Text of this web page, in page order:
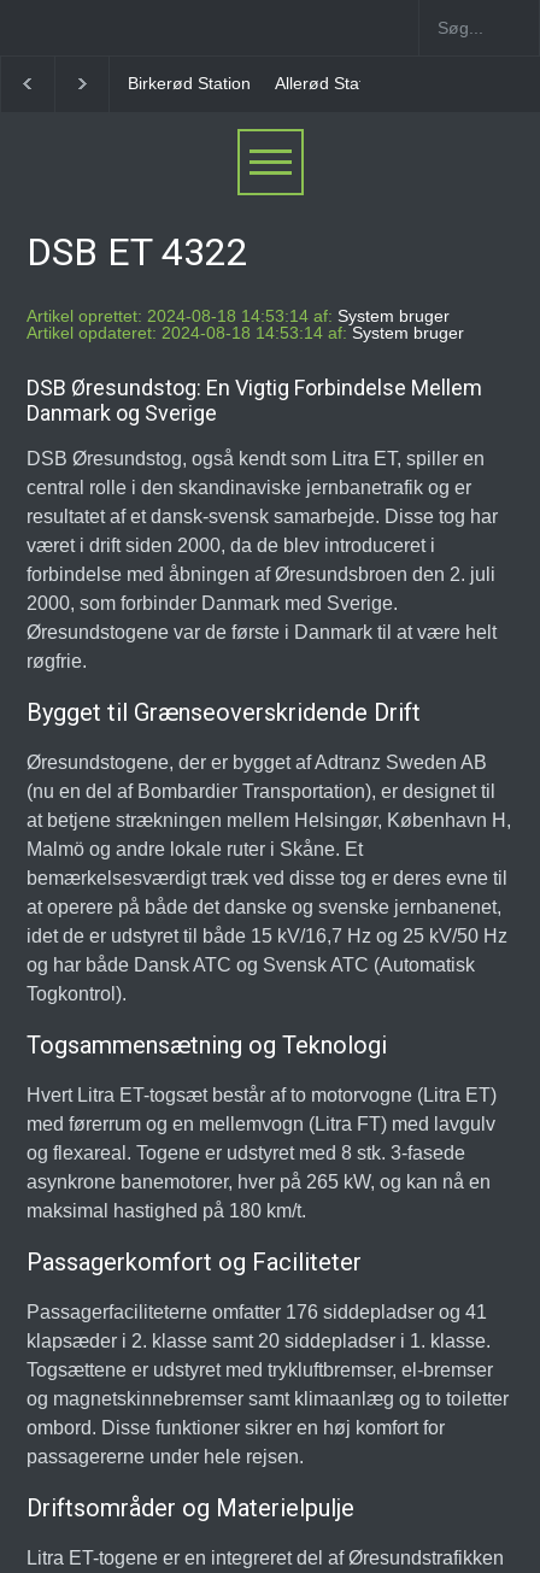
Station Allerød Station Favrholm Station
DSB ET 4322
Artikel oprettet: 2024-08-18 14:53:14 af: System bruger
Artikel opdateret: 2024-08-18 14:53:14 af: System bruger
DSB Øresundstog: En Vigtig Forbindelse Mellem
Danmark og Sverige
DSB Øresundstog, også kendt som Litra ET, spiller en
central rolle i den skandinaviske jernbanetrafik og er
resultatet af et dansk-svensk samarbejde. Disse tog har
været i drift siden 2000, da de blev introduceret i
forbindelse med åbningen af Øresundsbroen den 2. juli
2000, som forbinder Danmark med Sverige.
Øresundstogene var de første i Danmark til at være helt
røgfrie.
Bygget til Grænseoverskridende Drift
Øresundstogene, der er bygget af Adtranz Sweden AB
(nu en del af Bombardier Transportation), er designet til
at betjene strækningen mellem Helsingør, København H,
Malmö og andre lokale ruter i Skåne. Et
bemærkelsesværdigt træk ved disse tog er deres evne til
at operere på både det danske og svenske jernbanenet,
idet de er udstyret til både 15 kV/16,7 Hz og 25 kV/50 Hz
og har både Dansk ATC og Svensk ATC (Automatisk
Togkontrol).
Togsammensætning og Teknologi
Hvert Litra ET-togsæt består af to motorvogne (Litra ET)
med førerrum og en mellemvogn (Litra FT) med lavgulv
og flexareal. Togene er udstyret med 8 stk. 3-fasede
asynkrone banemotorer, hver på 265 kW, og kan nå en
maksimal hastighed på 180 km/t.
Passagerkomfort og Faciliteter
Passagerfaciliteterne omfatter 176 siddepladser og 41
klapsæder i 2. klasse samt 20 siddepladser i 1. klasse.
Togsættene er udstyret med trykluftbremser, el-bremser
og magnetskinnebremser samt klimaanlæg og to toiletter
ombord. Disse funktioner sikrer en høj komfort for
passagererne under hele rejsen.
Driftsområder og Materielpulje
Litra ET-togene er en integreret del af Øresundstrafikken